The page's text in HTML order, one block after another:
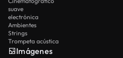
suave
electrónica
Ambientes
Strings
Trompeta acústica
Imágenes